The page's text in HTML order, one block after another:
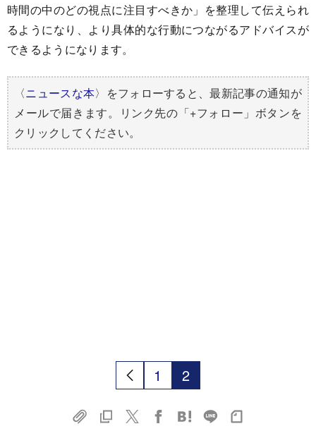
時間の中のどの視点に注目すべきか」を整理して伝えられ
るようになり、より具体的な行動につながるアドバイスが
できるようになります。
〈ニュースな本〉をフォローすると、最新記事の通知が
メールで届きます。リンク先の「+フォロー」ボタンを
クリックしてください。
1 2